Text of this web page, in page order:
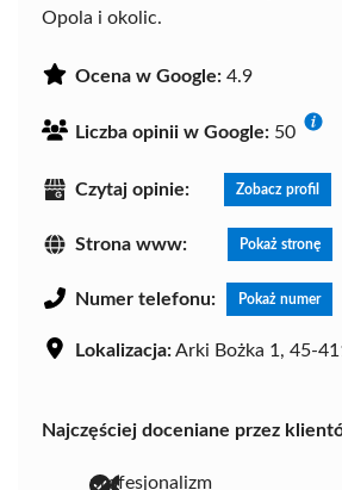
Opola i okolic.
Ocena w Google: 4.9
Liczba opinii w Google: 50
Czytaj opinie: Zobacz profil
Strona www: Pokaż stronę
Numer telefonu: Pokaż numer
Lokalizacja:Arki Bożka 1, 45-
Najczęściej doceniane przez
profesjonalizm